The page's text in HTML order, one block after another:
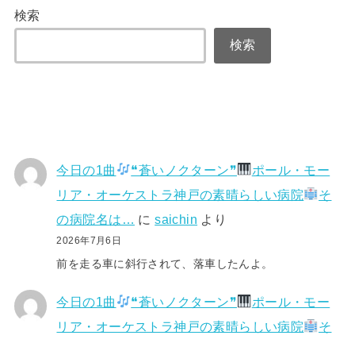
検索
検索
今日の1曲 ❝蒼いノクターン❞
ポール・モー
リア・オーケストラ神戸の素晴らしい病院
そ
の病院名は… にsaichin より
2026年7月6日
前を走る車に斜行されて、落車したんよ。
今日の1曲 ❝蒼いノクターン❞
ポール・モー
リア・オーケストラ神戸の素晴らしい病院
そ